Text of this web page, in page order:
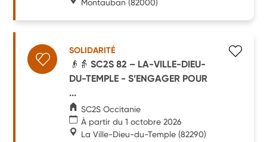
Montauban (82000)
SOLIDARITÉ
👴👵 SC2S 82 – LA-VILLE-DIEU-
DU-TEMPLE - S’ENGAGER POUR
...
SC2S Occitanie
À partir du 1 octobre 2026
La Ville-Dieu-du-Temple (82290)